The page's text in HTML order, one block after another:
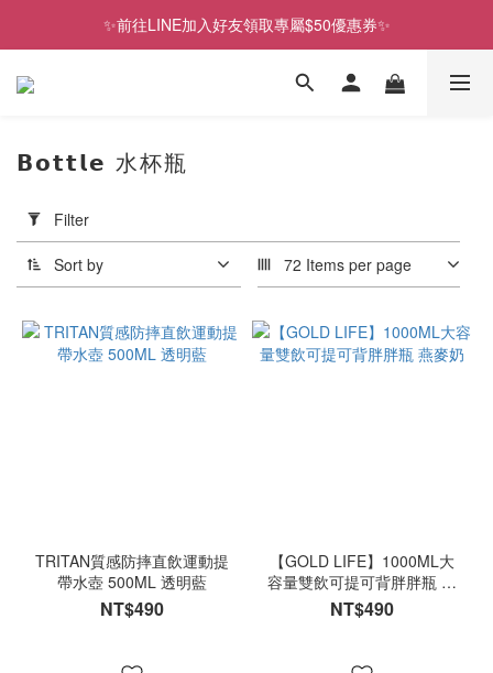
歡慶SNOOPY生日❤限時1件免運
✨前往LINE加入好友領取專屬$50優惠券✨
2026史努比、三麗鷗聯名款．新品上市
Filter
(0/20)
Range
(NT$)
𝗕𝗼𝘁𝘁𝗹𝗲 水杯瓶
Filter
Sort by 72 Items per page
TRITAN質感防摔直飲運動提
帶水壺 500ML 透明藍
NT$490
【GOLD LIFE】1000ML大
容量雙飲可提可背胖胖瓶 燕
麥奶
NT$490